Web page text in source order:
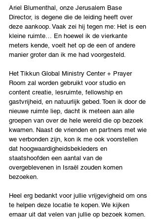
Ariel Blumenthal, onze Jerusalem Base
Director, is degene die de leiding heeft over
deze aankoop. Vaak zei hij tegen me: Het is een
kleine ruimte… En hoewel ik de vierkante
meters kende, voelt het op de een of andere
manier groter dan ik me had voorgesteld.
Het Tikkun Global Ministry Center + Prayer
Room zal worden gebruikt voor studio en
content creatie, lesruimte, fellowship en
gastvrijheid, en natuurlijk gebed. Toen ik door de
nieuwe ruimte liep, dacht ik meteen aan alle
groepen van over de hele wereld die op bezoek
kwamen. Naast de vrienden en partners met wie
we verbonden zijn, kon ik me ook voorstellen
dat hoogwaardigheidsbekleders en
staatshoofden een aantal van de
overgeblevenen in Israël zouden komen
bezoeken.
Heel erg bedankt voor jullie vrijgevigheid om ons
te helpen deze locatie te kopen. We kijken
ernaar uit dat velen van jullie op bezoek komen.